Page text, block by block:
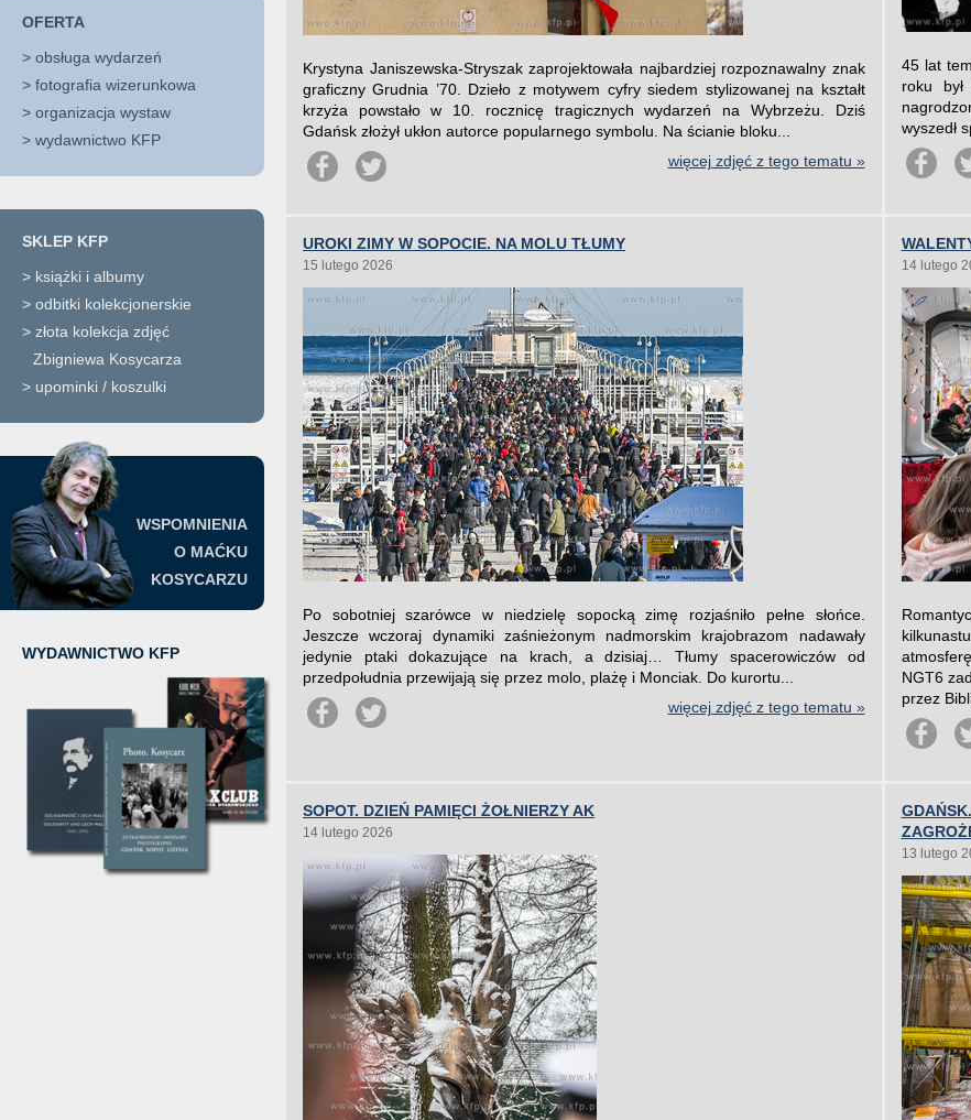
OFERTA
> obsługa wydarzeń
> fotografia wizerunkowa
> organizacja wystaw
> wydawnictwo KFP
SKLEP KFP
> książki i albumy
> odbitki kolekcjonerskie
> złota kolekcja zdjęć
Zbigniewa Kosycarza
> upominki / koszulki
WSPOMNIENIA
O MAĆKU
KOSYCARZU
WYDAWNICTWO KFP
Krystyna Janiszewska-Stryszak zaprojektowała najbardziej rozpoznawalny znak
graficzny Grudnia ’70. Dzieło z motywem cyfry siedem stylizowanej na kształt
krzyża powstało w 10. rocznicę tragicznych wydarzeń na Wybrzeżu. Dziś
Gdańsk złożył ukłon autorce popularnego symbolu. Na ścianie bloku...
więcej zdjęć z tego tematu »
45 lat
roku
wyszedł
UROKI ZIMY W SOPOCIE. NA MOLU TŁUMY
15 lutego 2026
Po sobotniej szarówce w niedzielę sopocką zimę rozjaśniło pełne słońce.
Jeszcze wczoraj dynamiki zaśnieżonym nadmorskim krajobrazom nadawały
jedynie ptaki dokazujące na krach, a dzisiaj… Tłumy spacerowiczów od
przedpołudnia przewijają się przez molo, plażę i Monciak. Do kurortu...
więcej zdjęć z tego tematu »
14 lutego
NGT6
przez
SOPOT. DZIEŃ PAMIĘCI ŻOŁNIERZY AK
14 lutego 2026
13 lutego